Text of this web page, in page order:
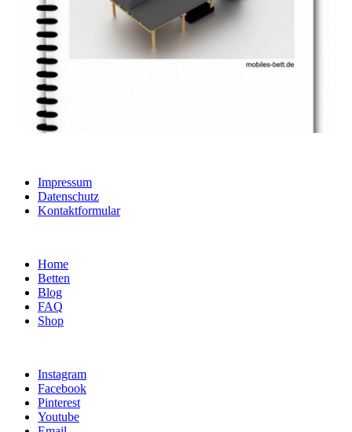
Impressum
Datenschutz
Kontaktformular
Home
Betten
Blog
FAQ
Shop
Instagram
Facebook
Pinterest
Youtube